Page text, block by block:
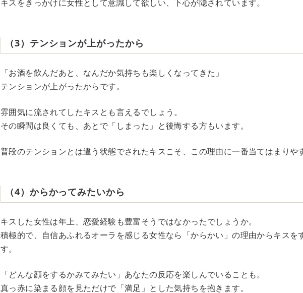
キスをきっかけに女性として意識して欲しい、下心が隠されています。
（3）テンションが上がったから
「お酒を飲んだあと、なんだか気持ちも楽しくなってきた」
テンションが上がったからです。
雰囲気に流されてしたキスとも言えるでしょう。
その瞬間は良くても、あとで「しまった」と後悔する方もいます。
普段のテンションとは違う状態でされたキスこそ、この理由に一番当てはまりや
（4）からかってみたいから
キスした女性は年上、恋愛経験も豊富そうではなかったでしょうか。
積極的で、自信あふれるオーラを感じる女性なら「からかい」の理由からキスを
す。
「どんな顔をするかみてみたい」あなたの反応を楽しんでいることも。
真っ赤に染まる顔を見ただけで「満足」とした気持ちを抱きます。